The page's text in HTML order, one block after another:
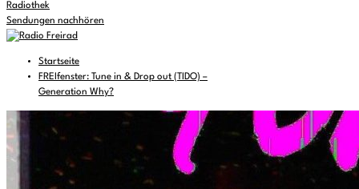
Radiothek
Sendungen nachhören
Startseite
FREIfenster: Tune in & Drop out (TIDO) –
Generation Why?